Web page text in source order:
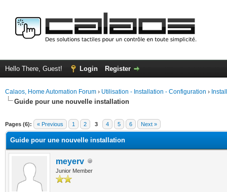
Hello There, Guest! Login Register
Calaos, Home Automation Forum › Utilisation - Installation - Configuration ›
Guide pour une nouvelle installation
Pages (6): « Previous 1 2 3 4 5 6 Next »
Guide pour une nouvelle installation
meyerv
Junior Member